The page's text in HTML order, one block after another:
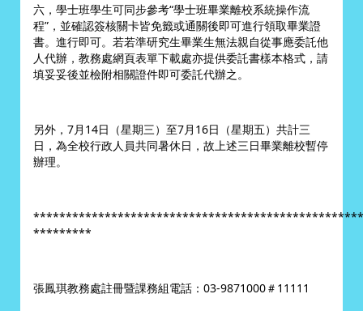
六，學士班學生可同步參考“學士班畢業離校系統操作流
程”，並確認簽核關卡皆免籤或通關後即可進行領取畢業證
書。進行即可。若若準研究生畢業生無法親自從事應委託他
人代辦，教務處網頁表單下載處亦提供委託書樣本格式，請
填妥妥後並檢附相關證件即可委託代辦之。
另外，7月14日（星期三）至7月16日（星期五）共計三
日，為全校行政人員共同暑休日，故上述三日畢業離校暫停
辦理。
*********
張鳳琪教務處註冊暨課務組電話：03-9871000＃11111